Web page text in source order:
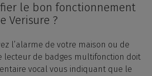
le bon fonctionnement
Verisure ?
l’alarme de votre maison ou de
lecteur de badges multifonction doit
vocal vous indiquant que le